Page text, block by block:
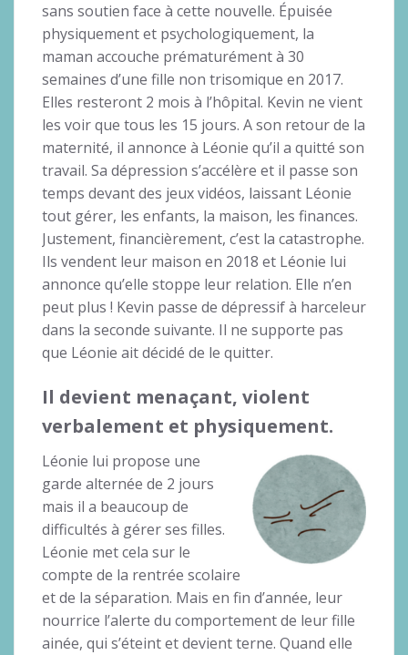
sans soutien face à cette nouvelle. Épuisée
physiquement et psychologiquement, la
maman accouche prématurément à 30
semaines d’une fille non trisomique en 2017.
Elles resteront 2 mois à l’hôpital. Kevin ne vient
les voir que tous les 15 jours. A son retour de la
maternité, il annonce à Léonie qu’il a quitté son
travail. Sa dépression s’accélère et il passe son
temps devant des jeux vidéos, laissant Léonie
tout gérer, les enfants, la maison, les finances.
Justement, financièrement, c’est la catastrophe.
Ils vendent leur maison en 2018 et Léonie lui
annonce qu’elle stoppe leur relation. Elle n’en
peut plus ! Kevin passe de dépressif à harceleur
dans la seconde suivante. Il ne supporte pas
que Léonie ait décidé de le quitter.
Il devient menaçant, violent
verbalement et physiquement.
Léonie lui propose une
garde alternée de 2 jours
mais il a beaucoup de
difficultés à gérer ses filles.
Léonie met cela sur le
compte de la rentrée scolaire
et de la séparation. Mais en fin d’année, leur
nourrice l’alerte du comportement de leur fille
ainée, qui s’éteint et devient terne. Quand elle